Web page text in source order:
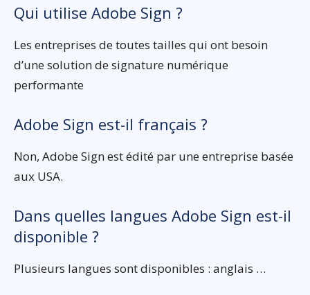
Qui utilise Adobe Sign ?
Les entreprises de toutes tailles qui ont besoin
d’une solution de signature numérique
performante
Adobe Sign est-il français ?
Non, Adobe Sign est édité par une entreprise basée
aux USA.
Dans quelles langues Adobe Sign est-il
disponible ?
Plusieurs langues sont disponibles : anglais …